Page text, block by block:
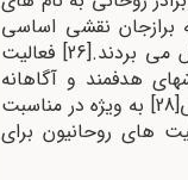
برازجان نقشی اساسی
می بردند.[26]فعالیت
هدفمند و آگاهانه
[28] به ویژه در مناسبت
های روحانیون برای